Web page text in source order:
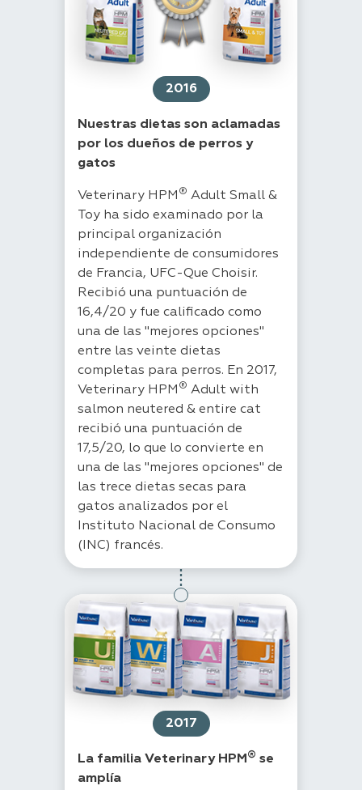
2016
Nuestras dietas son aclamadas
por los dueños de perros y
gatos
Veterinary HPM ® Adult Small &
Toy ha sido examinado por la
principal organización
independiente de consumidores
de Francia, UFC-Que Choisir.
Recibió una puntuación de
16,4/20 y fue calificado como
una de las "mejores opciones"
entre las veinte dietas
completas para perros. En 2017,
Veterinary HPM ® Adult with
salmon neutered & entire cat
recibió una puntuación de
17,5/20, lo que lo convierte en
una de las "mejores opciones" de
las trece dietas secas para
gatos analizados por el
Instituto Nacional de Consumo
(INC) francés.
2017
La familia Veterinary HPM ® se
amplía